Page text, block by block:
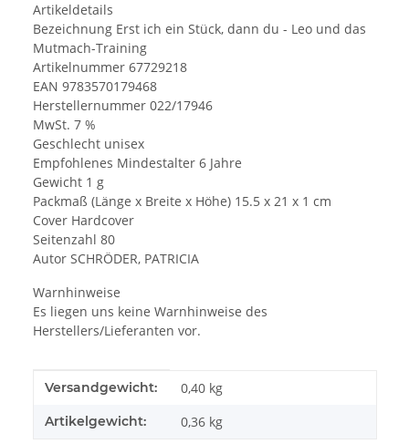
Artikeldetails
Bezeichnung Erst ich ein Stück, dann du - Leo und das
Mutmach-Training
Artikelnummer 67729218
EAN 9783570179468
Herstellernummer 022/17946
MwSt. 7 %
Geschlecht unisex
Empfohlenes Mindestalter 6 Jahre
Gewicht 1 g
Packmaß (Länge x Breite x Höhe) 15.5 x 21 x 1 cm
Cover Hardcover
Seitenzahl 80
Autor SCHRÖDER, PATRICIA
Warnhinweise
Es liegen uns keine Warnhinweise des
Herstellers/Lieferanten vor.
Produkteigenschaft
Wert
Versandgewicht: 0,40 kg
Artikelgewicht: 0,36 kg